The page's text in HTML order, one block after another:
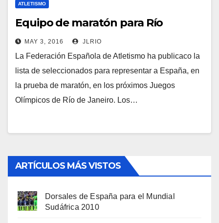
ATLETISMO
Equipo de maratón para Río
MAY 3, 2016 JLRIO
La Federación Española de Atletismo ha publicaco la
lista de seleccionados para representar a España, en
la prueba de maratón, en los próximos Juegos
Olímpicos de Río de Janeiro. Los…
ARTÍCULOS MÁS VISTOS
Dorsales de España para el Mundial
Sudáfrica 2010